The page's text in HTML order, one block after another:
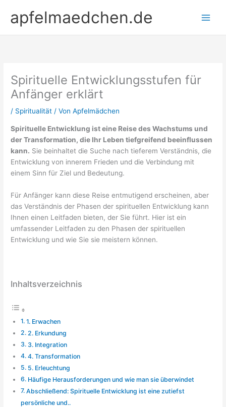
Inhalt
springen
apfelmaedchen.de
Spirituelle Entwicklungsstufen für
Anfänger erklärt
/ Spiritualität / VonApfelmädchen
Spirituelle Entwicklung ist eine Reise des Wachstums und
der Transformation, die Ihr Leben tiefgreifend beeinflussen
kann. Sie beinhaltet die Suche nach tieferem Verständnis, die
Entwicklung von innerem Frieden und die Verbindung mit
einem Sinn für Ziel und Bedeutung.
Für Anfänger kann diese Reise entmutigend erscheinen, aber
das Verständnis der Phasen der spirituellen Entwicklung kann
Ihnen einen Leitfaden bieten, der Sie führt. Hier ist ein
umfassender Leitfaden zu den Phasen der spirituellen
Entwicklung und wie Sie sie meistern können.
Inhaltsverzeichnis
1. Erwachen
2. Erkundung
3. Integration
4. Transformation
5. Erleuchtung
Häufige Herausforderungen und wie man sie überwindet
Abschließend: Spirituelle Entwicklung ist eine zutiefst
persönliche und..